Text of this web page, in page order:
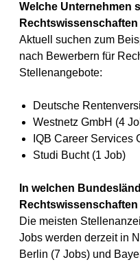
Welche Unternehmen
Aktuell suchen zum
nach Bewerbern für
Stellenangebote:
Deutsche
Westnetz GmbH (4
IQB Career Services
Studi Bucht (1 Job)
In welchen
Die meisten
Jobs werden derzeit in
Berlin (7 Jobs) und